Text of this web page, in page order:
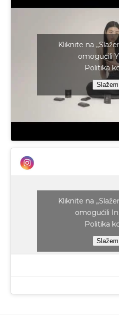
Kliknite na
omogućili
Politika
Kliknite na
omogućili
Politika